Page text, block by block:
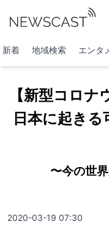
新着 地域検索 エンタ
【新型コロ
日本に起き
〜今の世
2020-03-19 07:30